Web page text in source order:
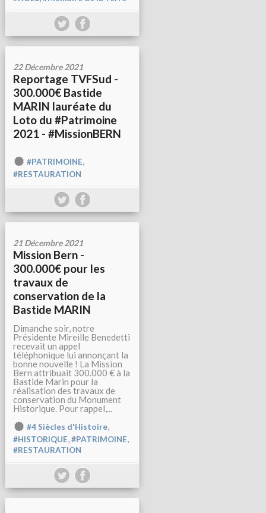
22 Décembre 2021
Reportage TVFSud -
300.000€ Bastide
MARIN lauréate du
Loto du #Patrimoine
2021 - #MissionBERN
#PATRIMOINE,
#RESTAURATION
21 Décembre 2021
Mission Bern -
300.000€ pour les
travaux de
conservation de la
Bastide MARIN
Dimanche soir, notre
Présidente Mireille Benedetti
recevait un appel
téléphonique lui annonçant la
bonne nouvelle ! La Mission
Bern attribuait 300.000 € à la
Bastide Marin pour la
réalisation des travaux de
conservation du Monument
Historique. Pour rappel,...
#4 Siècles d'Histoire,
#HISTORIQUE,#PATRIMOINE,
#RESTAURATION